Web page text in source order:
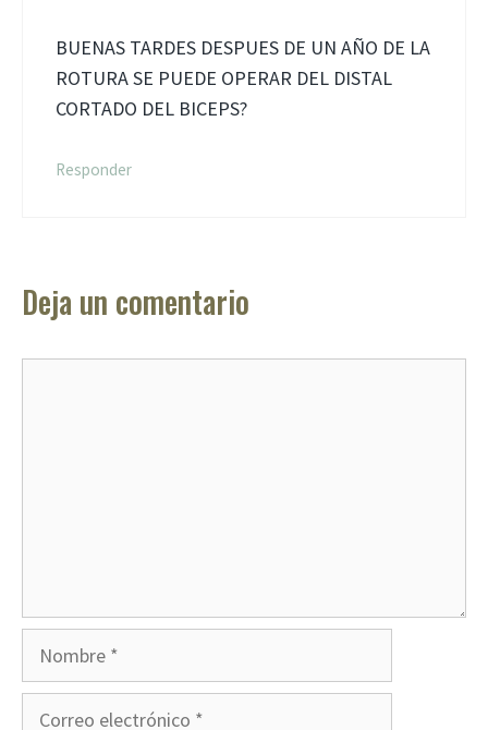
BUENAS TARDES DESPUES DE UN AÑO DE LA
ROTURA SE PUEDE OPERAR DEL DISTAL
CORTADO DEL BICEPS?
Responder
Deja un comentario
Nombre